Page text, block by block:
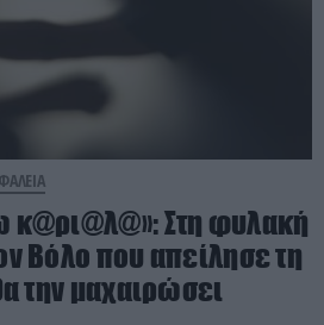
Στη φυλακή
Βόλο που απείλησε τη
την μαχαιρώσει